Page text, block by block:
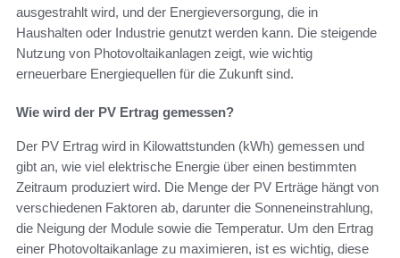
ausgestrahlt wird, und der Energieversorgung, die in
Haushalten oder Industrie genutzt werden kann. Die steigende
Nutzung von Photovoltaikanlagen zeigt, wie wichtig
erneuerbare Energiequellen für die Zukunft sind.
Wie wird der PV Ertrag gemessen?
Der PV Ertrag wird in Kilowattstunden (kWh) gemessen und
gibt an, wie viel elektrische Energie über einen bestimmten
Zeitraum produziert wird. Die Menge der PV Erträge hängt von
verschiedenen Faktoren ab, darunter die Sonneneinstrahlung,
die Neigung der Module sowie die Temperatur. Um den Ertrag
einer Photovoltaikanlage zu maximieren, ist es wichtig, diese